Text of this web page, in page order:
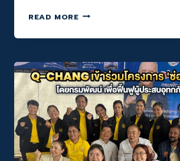
READ MOREQ-
X
ผนึก
กำลัง
เปลี่ยน
ฤดู
ร้อน
ให้
เป็น
ฤดู
ซ่อม